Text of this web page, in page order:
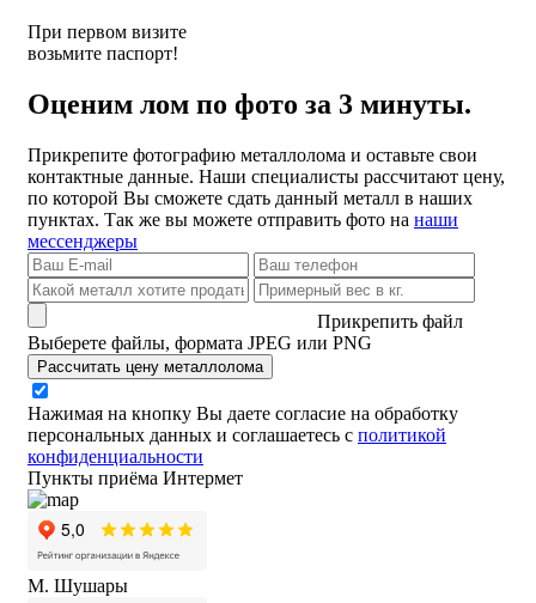
При первом визите
возьмите паспорт!
Оценим лом по фото за 3 минуты.
Прикрепите фотографию металлолома и оставьте свои
контактные данные. Наши специалисты рассчитают цену,
по которой Вы сможете сдать данный металл в наших
пунктах. Так же вы можете отправить фото на наши
мессенджеры
Прикрепить файл
Выберете файлы, формата JPEG или PNG
Рассчитать цену металлолома
Нажимая на кнопку Вы даете согласие на обработку
персональных данных и соглашаетесь с политикой
конфиденциальности
Пункты приёма Интермет
М. Шушары